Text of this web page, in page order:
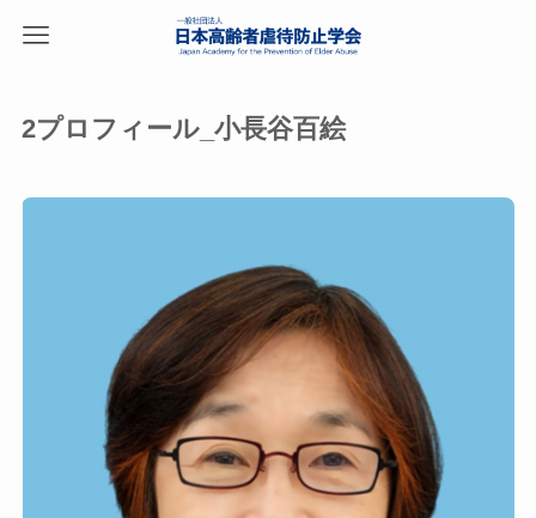
2プロフィール_小長谷百絵